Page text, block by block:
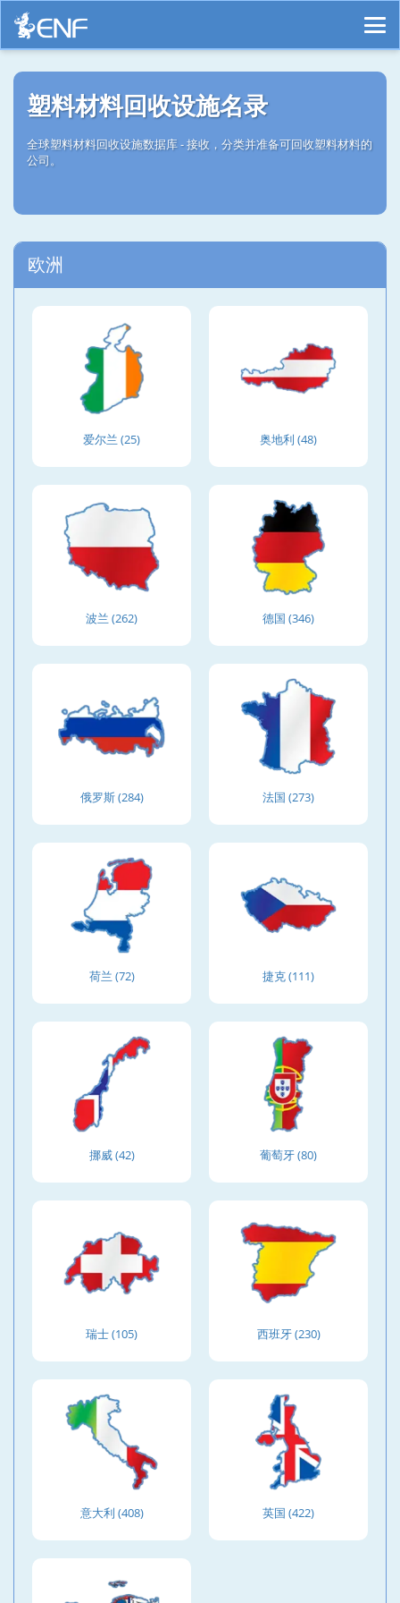
塑料材料回收设施名录
全球塑料材料回收设施数据库 - 接收，分类并准备可回收塑料材料的
公司。
欧洲
爱尔兰 (25) 奥地利 (48)
波兰 (262) 德国 (346)
俄罗斯 (284) 法国 (273)
荷兰 (72) 捷克 (111)
挪威 (42) 葡萄牙 (80)
瑞士 (105) 西班牙 (230)
意大利 (408) 英国 (422)